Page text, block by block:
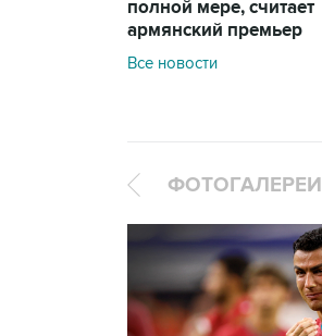
полной мере, считает
армянский премьер
Все новости
ФОТОГАЛЕРЕИ